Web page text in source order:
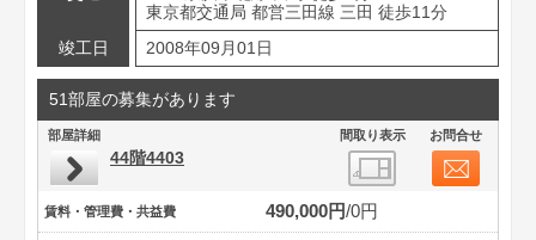
東京都交通局 都営三田線 三田 徒歩11分
竣工日
2008年09月01日
51部屋の募集があります
部屋詳細 間取り表示 お問合せ
44階4403
賃料・管理費・共益費 490,000円 0円